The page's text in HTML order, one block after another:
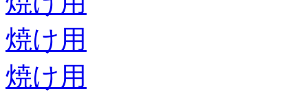
焼け用
焼け用